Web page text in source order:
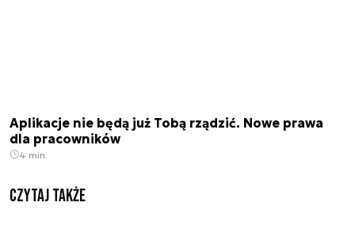
Aplikacje nie będą już Tobą rządzić. Nowe prawa
dla pracowników
4 min.
Czytaj także